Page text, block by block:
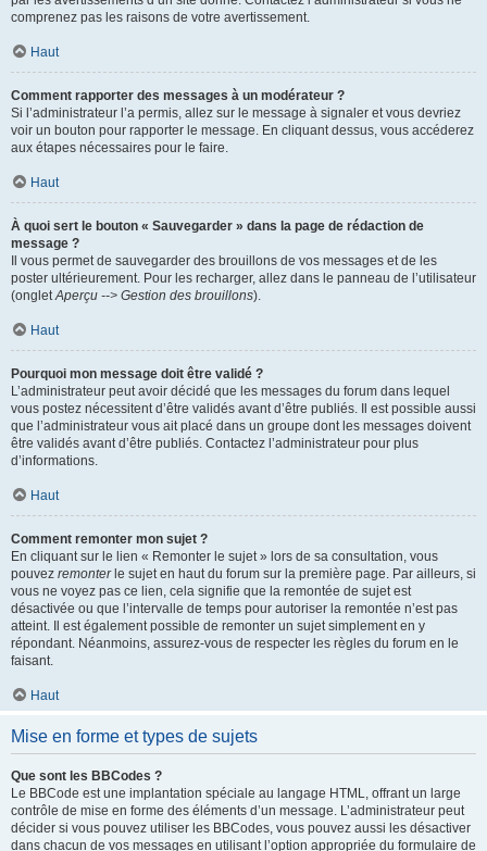
comprenez pas les raisons de votre avertissement.
Haut
Comment rapporter des messages à un modérateur ?
Si l’administrateur l’a permis, allez sur le message à signaler et vous devriez
voir un bouton pour rapporter le message. En cliquant dessus, vous accéderez
aux étapes nécessaires pour le faire.
Haut
À quoi sert le bouton « Sauvegarder » dans la page de rédaction de
message ?
Il vous permet de sauvegarder des brouillons de vos messages et de les
poster ultérieurement. Pour les recharger, allez dans le panneau de l’utilisateur
(ongletAperçu --> Gestion des brouillons).
Haut
Pourquoi mon message doit être validé ?
L’administrateur peut avoir décidé que les messages du forum dans lequel
vous postez nécessitent d’être validés avant d’être publiés. Il est possible aussi
que l’administrateur vous ait placé dans un groupe dont les messages doivent
être validés avant d’être publiés. Contactez l’administrateur pour plus
d’informations.
Haut
Comment remonter mon sujet ?
En cliquant sur le lien « Remonter le sujet » lors de sa consultation, vous
pouvez remonterle sujet en haut du forum sur la première page. Par ailleurs, si
vous ne voyez pas ce lien, cela signifie que la remontée de sujet est
désactivée ou que l’intervalle de temps pour autoriser la remontée n’est pas
atteint. Il est également possible de remonter un sujet simplement en y
répondant. Néanmoins, assurez-vous de respecter les règles du forum en le
faisant.
Haut
Mise en forme et types de sujets
Que sont les BBCodes ?
Le BBCode est une implantation spéciale au langage HTML, offrant un large
contrôle de mise en forme des éléments d’un message. L’administrateur peut
décider si vous pouvez utiliser les BBCodes, vous pouvez aussi les désactiver
dans chacun de vos messages en utilisant l’option appropriée du formulaire de